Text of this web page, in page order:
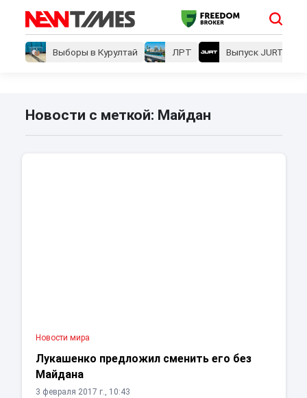
Выборы в Курултай ЛРТ Выпуск JURT
Новости с меткой: Майдан
Новости мира
Лукашенко предложил сменить его без
Майдана
3 февраля 2017 г., 10:43